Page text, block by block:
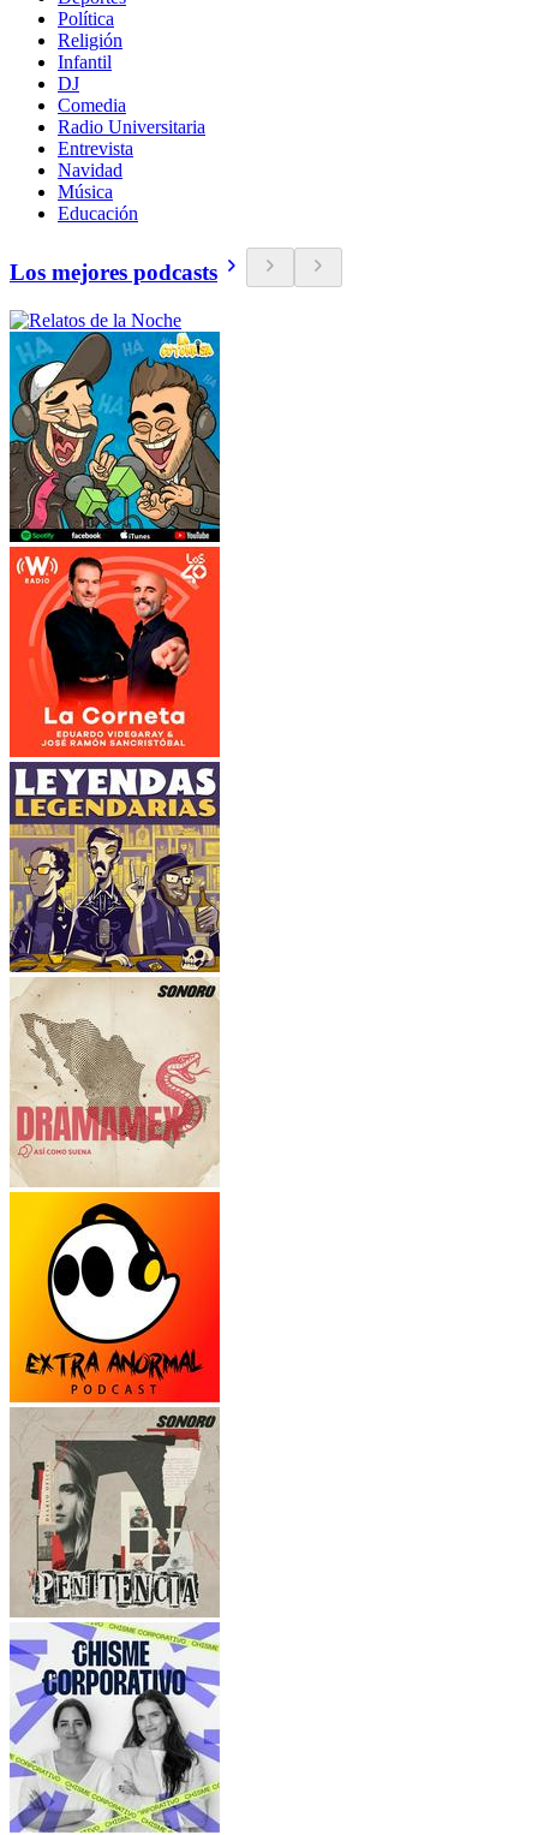
Política
Religión
Infantil
DJ
Comedia
Radio Universitaria
Entrevista
Navidad
Música
Educación
Los mejores podcasts